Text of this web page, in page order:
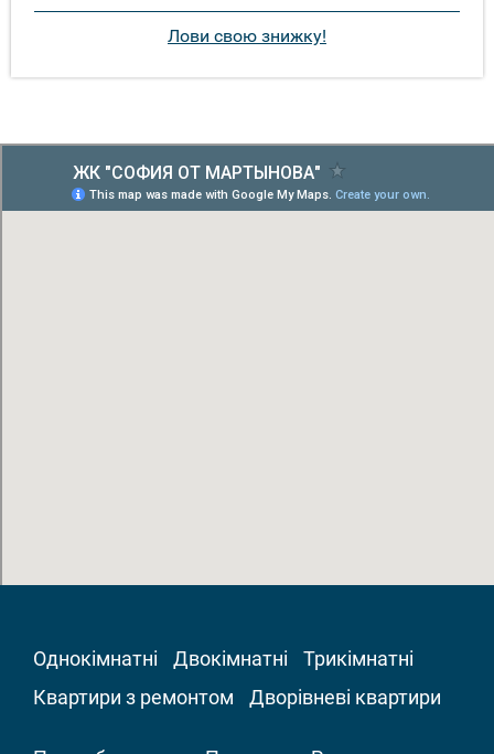
Лови свою знижку!
Однокімнатні Двокімнатні
Трикімнатні
Квартири з ремонтом
Дворівневі квартири